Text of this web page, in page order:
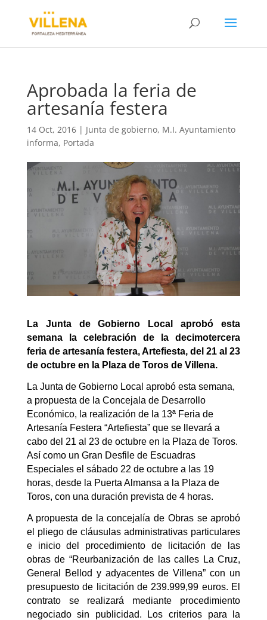
Aprobada la feria de
artesanía festera
14 Oct, 2016| Junta de gobierno, M.I. Ayuntamiento
informa, Portada
La Junta de Gobierno Local aprobó esta
semana la celebración de la decimotercera
feria de artesanía festera, Artefiesta, del 21 al 23
de octubre en la Plaza de Toros de Villena.
La Junta de Gobierno Local aprobó esta semana,
a propuesta de la Concejala de Desarrollo
Económico, la realización de la 13ª Feria de
Artesanía Festera “Artefiesta” que se llevará a
cabo del 21 al 23 de octubre en la Plaza de Toros.
Así como un Gran Desfile de Escuadras
Especiales el sábado 22 de octubre a las 19
horas, desde la Puerta Almansa a la Plaza de
Toros, con una duración prevista de 4 horas.
A propuesta de la concejalía de Obras se aprobó
el pliego de cláusulas administrativas particulares
e inicio del procedimiento de licitación de las
obras de “Reurbanización de las calles La Cruz,
General Bellod y adyacentes de Villena” con un
presupuesto de licitación de 239.999,99 euros. El
contrato se realizará mediante procedimiento
negociado sin publicidad. Los criterios para la